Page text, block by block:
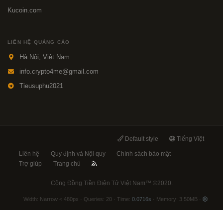
Kucoin.com
LIÊN HỆ QUẢNG CÁO
Hà Nội, Việt Nam
info.crypto4me@gmail.com
Tieusuphu2021
Default style Tiếng Việt
Liên hệ Quy định và Nội quy
Chính sách bảo mật
Trợ giúp
Trang chủ
Cộng Đồng Tiền Điện Tử Việt Nam™ ©2020.
Width Queries 20 Time 0.0716s Memory 3.50MB